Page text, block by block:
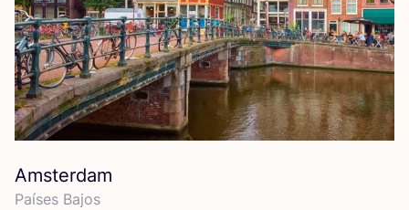
Amsterdam
Paí­ses Bajos